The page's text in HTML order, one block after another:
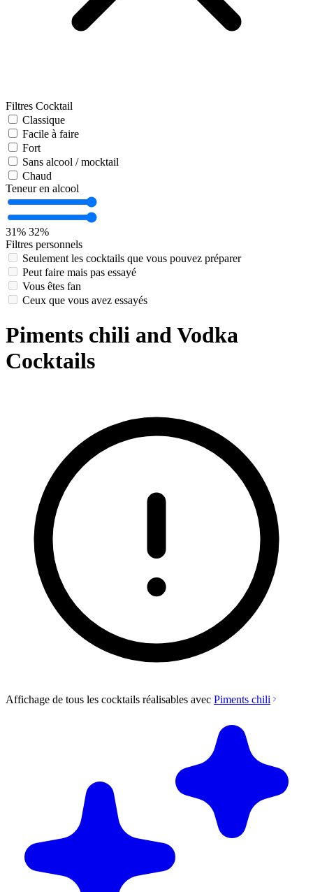
Filtres Cocktail
Classique
Facile à faire
Fort
Sans alcool / mocktail
Chaud
Teneur en alcool
31% 32%
Filtres personnels
Seulement les cocktails que vous pouvez préparer
Peut faire mais pas essayé
Vous êtes fan
Ceux que vous avez essayés
Piments chili and Vodka
Cocktails
Affichage de tous les cocktails réalisables avec Piments chili